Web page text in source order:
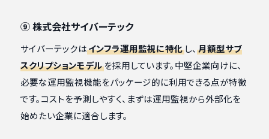
⑨ 株式会社サイバーテック
サイバーテックはインフラ運用監視に特化し、 月額型サブ
スクリプションモデルを採用しています。中堅企業向けに、
必要な運用監視機能をパッケージ的に利用できる点が特徴
です。コストを予測しやすく、まずは運用監視から外部化を
始めたい企業に適合します。